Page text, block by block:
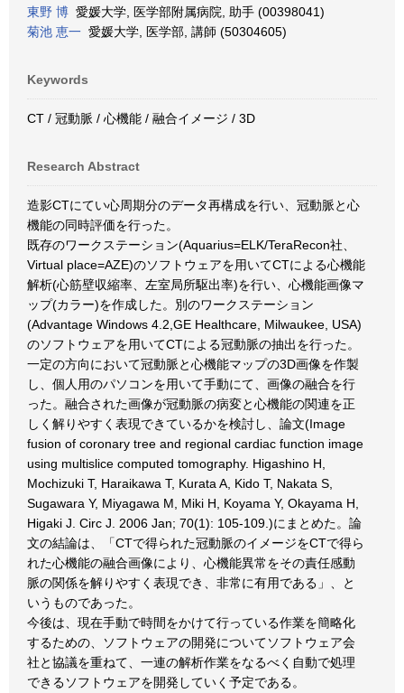
東野 博 愛媛大学, 医学部附属病院, 助手 (00398041)
菊池 恵一 愛媛大学, 医学部, 講師 (50304605)
Keywords
CT / 冠動脈 / 心機能 / 融合イメージ / 3D
Research Abstract
造影CTにてい心周期分のデータ再構成を行い、冠動脈と心
機能の同時評価を行った。
既存のワークステーション(Aquarius=ELK/TeraRecon社、
Virtual place=AZE)のソフトウェアを用いてCTによる心機能
解析(心筋壁収縮率、左室局所駆出率)を行い、心機能画像マ
ップ(カラー)を作成した。別のワークステーション
(Advantage Windows 4.2,GE Healthcare, Milwaukee, USA)
のソフトウェアを用いてCTによる冠動脈の抽出を行った。
一定の方向において冠動脈と心機能マップの3D画像を作製
し、個人用のパソコンを用いて手動にて、画像の融合を行
った。融合された画像が冠動脈の病変と心機能の関連を正
しく解りやすく表現できているかを検討し、論文(Image
fusion of coronary tree and regional cardiac function image
using multislice computed tomography. Higashino H,
Mochizuki T, Haraikawa T, Kurata A, Kido T, Nakata S,
Sugawara Y, Miyagawa M, Miki H, Koyama Y, Okayama H,
Higaki J. Circ J. 2006 Jan; 70(1): 105-109.)にまとめた。論
文の結論は、「CTで得られた冠動脈のイメージをCTで得ら
れた心機能の融合画像により、心機能異常をその責任感動
脈の関係を解りやすく表現でき、非常に有用である」、と
いうものであった。
今後は、現在手動で時間をかけて行っている作業を簡略化
するための、ソフトウェアの開発についてソフトウェア会
社と協議を重ねて、一連の解析作業をなるべく自動で処理
できるソフトウェアを開発していく予定である。